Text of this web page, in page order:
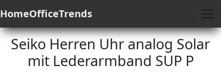
HomeOfficeTrends
Seiko Herren Uhr analog Solar
mit Lederarmband SUP P